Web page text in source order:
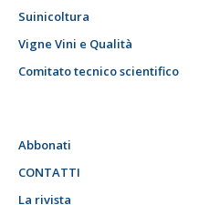
Suinicoltura
Vigne Vini e Qualità
Comitato tecnico scientifico
Abbonati
CONTATTI
La rivista